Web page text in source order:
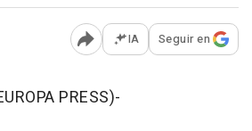
Abrir opciones para
IA Seguir en
PRESS)-